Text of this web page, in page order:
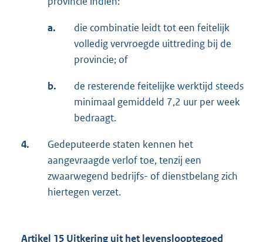
a.
die combinatie leidt tot een feitelijk
volledig vervroegde uittreding bij de
provincie; of
b.
de resterende feitelijke werktijd steeds
minimaal gemiddeld 7,2 uur per week
bedraagt.
4.
Gedeputeerde staten kennen het
aangevraagde verlof toe, tenzij een
zwaarwegend bedrijfs- of dienstbelang zich
hiertegen verzet.
Artikel 15 Uitkering uit het levenslooptegoed